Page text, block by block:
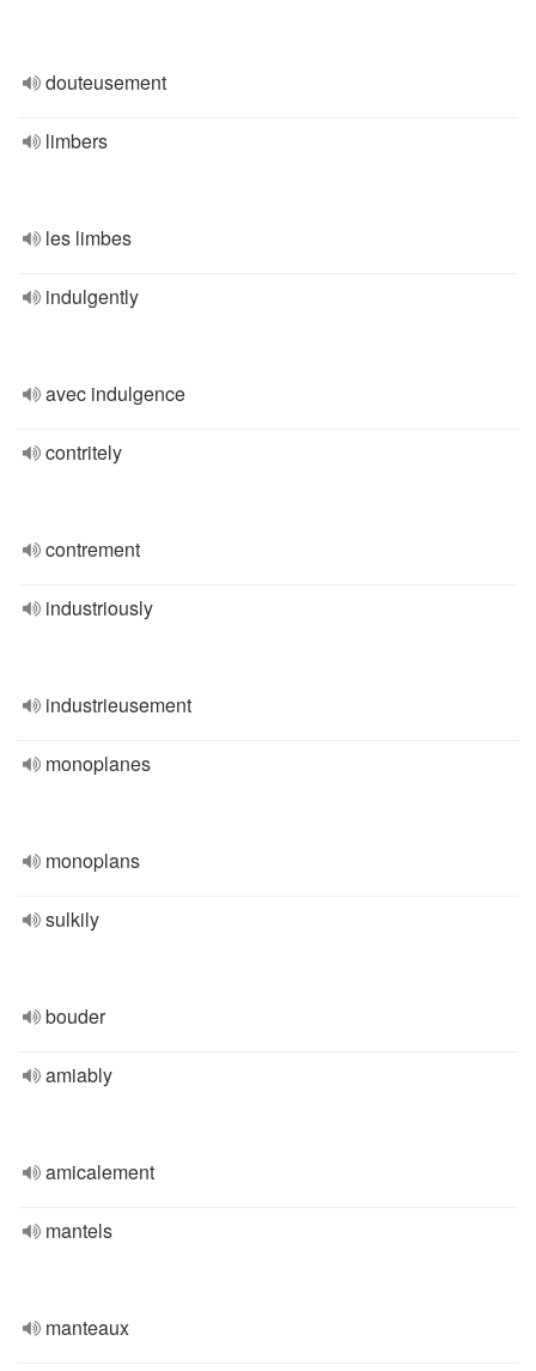
douteusement
limbers
les limbes
indulgently
avec indulgence
contritely
contrement
industriously
industrieusement
monoplanes
monoplans
sulkily
bouder
amiably
amicalement
mantels
manteaux